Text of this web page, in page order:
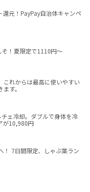
還元！PayPay自治体キャンペ
そ！夏限定で1110円～
れからは最高に使いやすい
す。
ェ冷却。ダブルで身体を冷
が10,980円
！ 7日間限定、しゃぶ葉ラン